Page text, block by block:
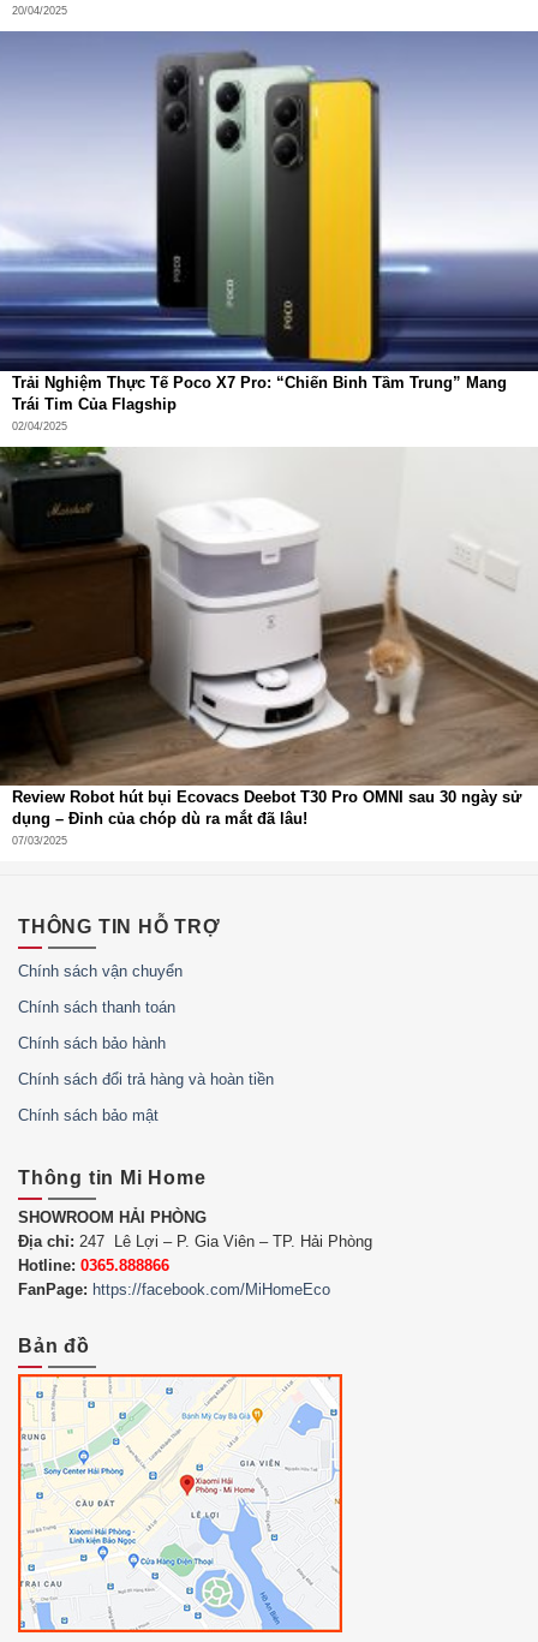
20/04/2025
Trải Nghiệm Thực Tế Poco X7 Pro: “Chiến Binh Tầm Trung” Mang
Trái Tim Của Flagship
02/04/2025
Review Robot hút bụi Ecovacs Deebot T30 Pro OMNI sau 30 ngày sử
dụng – Đỉnh của chóp dù ra mắt đã lâu!
07/03/2025
THÔNG TIN HỖ TRỢ
Chính sách vận chuyển
Chính sách thanh toán
Chính sách bảo hành
Chính sách đổi trả hàng và hoàn tiền
Chính sách bảo mật
Thông tin Mi Home
SHOWROOM HẢI PHÒNG
Địa chỉ: 247 Lê Lợi – P. Gia Viên – TP. Hải Phòng
Hotline: 0365.888866
FanPage: https://facebook.com/MiHomeEco
Bản đồ